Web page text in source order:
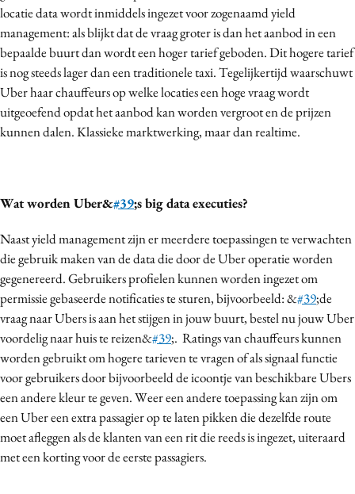
locatie data wordt inmiddels ingezet voor zogenaamd yield
management: als blijkt dat de vraag groter is dan het aanbod in een
bepaalde buurt dan wordt een hoger tarief geboden. Dit hogere tarief
is nog steeds lager dan een traditionele taxi. Tegelijkertijd waarschuwt
Uber haar chauffeurs op welke locaties een hoge vraag wordt
uitgeoefend opdat het aanbod kan worden vergroot en de prijzen
kunnen dalen. Klassieke marktwerking, maar dan realtime.
Wat worden Uber&#39;s big data executies?
Naast yield management zijn er meerdere toepassingen te verwachten
die gebruik maken van de data die door de Uber operatie worden
gegenereerd. Gebruikers profielen kunnen worden ingezet om
permissie gebaseerde notificaties te sturen, bijvoorbeeld: &#39;de
vraag naar Ubers is aan het stijgen in jouw buurt, bestel nu jouw Uber
voordelig naar huis te reizen&#39;. Ratings van chauffeurs kunnen
worden gebruikt om hogere tarieven te vragen of als signaal functie
voor gebruikers door bijvoorbeeld de icoontje van beschikbare Ubers
een andere kleur te geven. Weer een andere toepassing kan zijn om
een Uber een extra passagier op te laten pikken die dezelfde route
moet afleggen als de klanten van een rit die reeds is ingezet, uiteraard
met een korting voor de eerste passagiers.